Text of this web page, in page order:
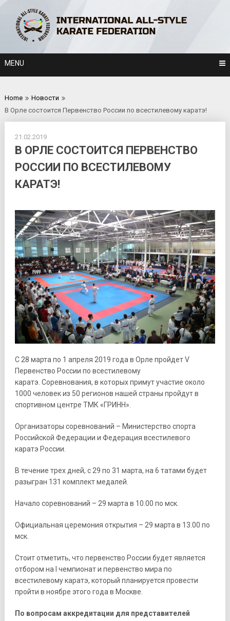
content
MENU
Home
Новости
В Орле состоится Первенство России по всестилевому каратэ!
21.02.2019
В ОРЛЕ СОСТОИТСЯ ПЕРВЕНСТВО
РОССИИ ПО ВСЕСТИЛЕВОМУ
КАРАТЭ!
С 28 марта по 1 апреля 2019 года в Орле пройдет V
Первенство России по всестилевому
каратэ. Соревнования, в которых примут участие около
1000 человек из 50 регионов нашей страны пройдут в
спортивном центре ТМК «ГРИНН».
Организаторы соревнований – Министерство спорта
Российской Федерации и Федерация всестилевого
каратэ России.
В течение трех дней, с 29 по 31 марта, на 6 татами будет
разыгран 131 комплект медалей.
Начало соревнований – 29 марта в 10.00 по мск.
Официальная церемония открытия – 29 марта в 13.00 по
мск.
Стоит отметить, что первенство России будет является
отбором на I чемпионат и первенство мира по
всестилевому каратэ, который планируется провести
пройти в ноябре этого года в Москве.
По вопросам аккредитации для представителей